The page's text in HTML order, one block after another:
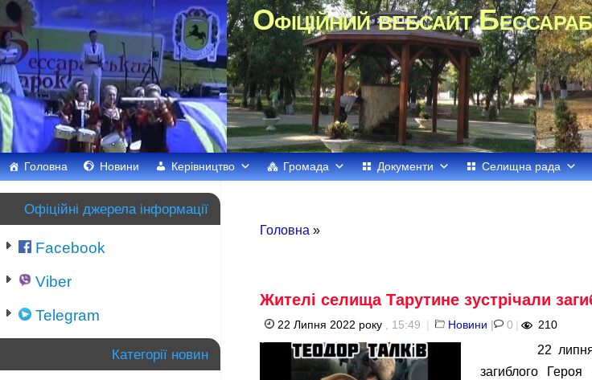
Офіційний вебсайт
Головна Новини Керівництво Громада Документи Селищна рада
Головна »
Жителі селища Тарутине зустрічали
22 Липня 2022 року , 15:49 | Новини | 0 | 210
22 липня
загиблого
Офіційні джерела інформації
Facebook
Viber
Telegram
Категорії новин